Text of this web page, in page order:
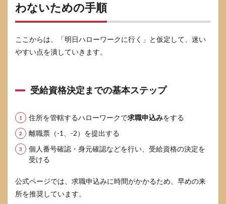
わないための手順
ここからは、「明日ハローワークに行く」と仮定して、迷い
やすい点を潰していきます。
受給資格決定までの基本ステップ
住所を管轄するハローワークで求職申込みをする
離職票（-1、-2）を提出する
個人番号確認・身元確認などを行い、受給資格の決定を
受ける
公式ページでは、求職申込みに時間がかかるため、早めの来
所を推奨しています。